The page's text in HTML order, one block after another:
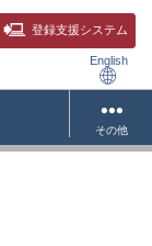
登録支援システム
English
その他